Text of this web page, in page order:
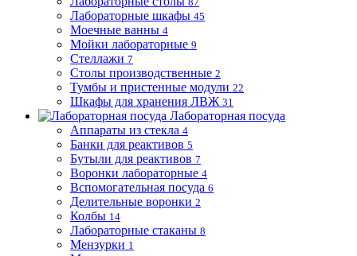
Лабораторные шкафы 45
Моечные ванны 4
Мойки лабораторные 9
Стеллажи 7
Столы производственные 2
Тумбы и пристенные модули 22
Шкафы для хранения ЛВЖ 31
Лабораторная посуда
Аппараты из стекла 4
Банки для реактивов 5
Бутыли для реактивов 7
Воронки лабораторные 4
Вспомогательная посуда 6
Делительные воронки 2
Колбы 14
Лабораторные стаканы 8
Мензурки 1